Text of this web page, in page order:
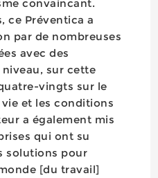
convaincant.
ce Préventica a
par de nombreuses
avec des
sur cette
vingts sur le
et les conditions
a également mis
qui ont su
solutions pour
[du travail]